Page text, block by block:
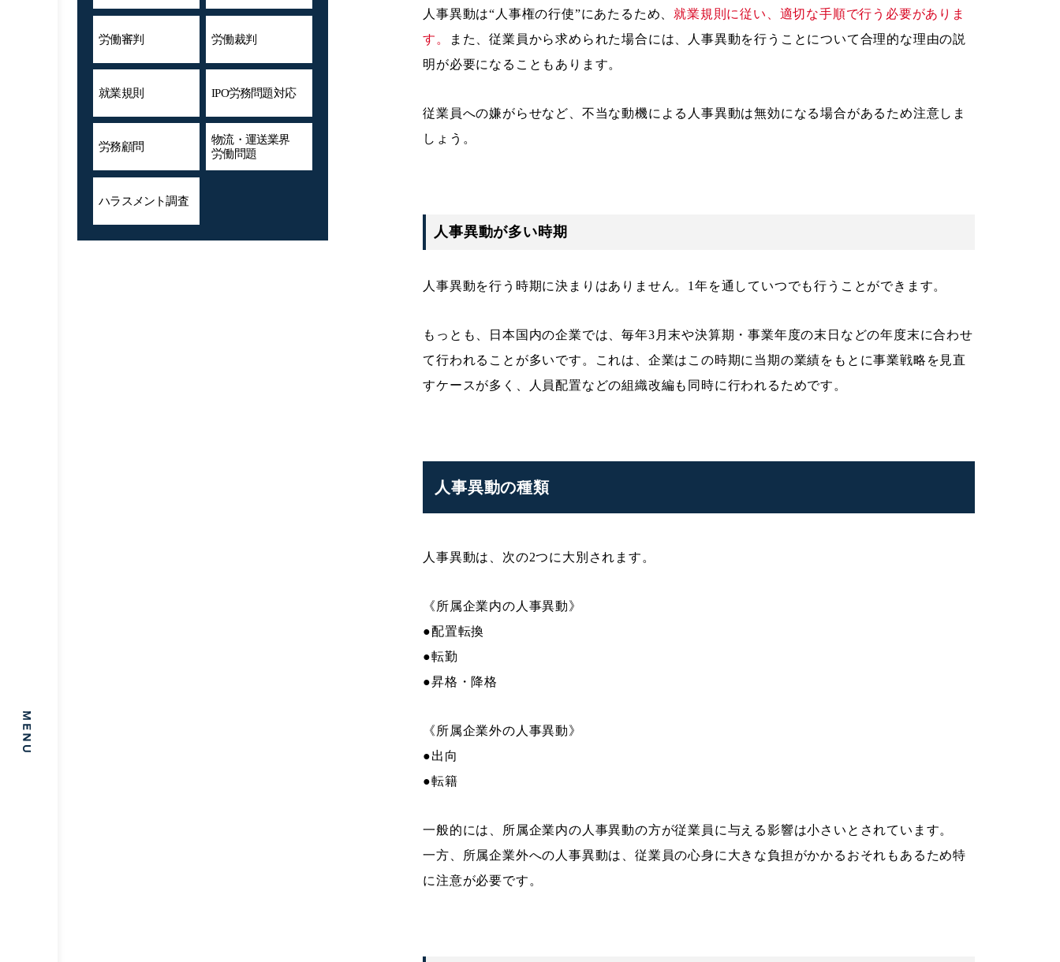
労働審判 労働裁判
就業規則 IPO労務問題対応
労務顧問
物流・運送業界
労働問題
ハラスメント調査
人事異動は“人事権の行使”にあたるため、 就業規則に従い、適切な手順で行う必要がありま
す。
また、従業員から求められた場合には、人事異動を行うことについて合理的な理由の説
明が必要になることもあります。
従業員への嫌がらせなど、不当な動機による人事異動は無効になる場合があるため注意しま
しょう。
人事異動が多い時期
人事異動を行う時期に決まりはありません。1年を通していつでも行うことができます。
もっとも、日本国内の企業では、毎年3月末や決算期・事業年度の末日などの年度末に合わせ
て行われることが多いです。これは、企業はこの時期に当期の業績をもとに事業戦略を見直
すケースが多く、人員配置などの組織改編も同時に行われるためです。
人事異動の種類
人事異動は、次の2つに大別されます。
《所属企業内の人事異動》
●配置転換
●転勤
●昇格・降格
《所属企業外の人事異動》
●出向
●転籍
一般的には、所属企業内の人事異動の方が従業員に与える影響は小さいとされています。
一方、所属企業外への人事異動は、従業員の心身に大きな負担がかかるおそれもあるため特
に注意が必要です。